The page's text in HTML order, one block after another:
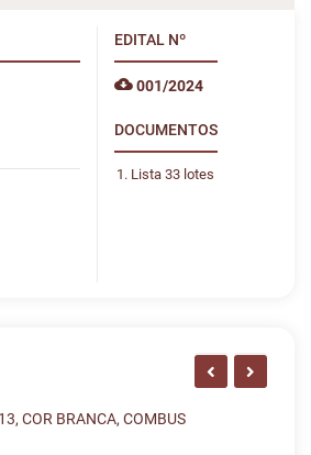
EDITAL Nº
001/2024
DOCUMENTOS
Lista 33 lotes
COR BRANCA, COMBUS